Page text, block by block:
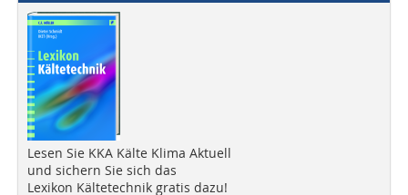
Lesen Sie KKA Kälte Klima Aktuell
und sichern Sie sich das
Lexikon Kältetechnik gratis dazu!